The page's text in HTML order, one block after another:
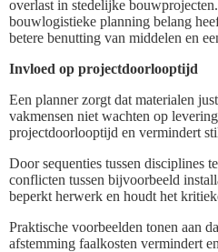
overlast in stedelijke
bouwlogistieke planning belang
betere benutting van middelen en
Invloed op projectdoorlooptijd
Een planner zorgt dat materialen
vakmensen niet wachten op
projectdoorlooptijd en vermindert
Door sequenties tussen disciplines
conflicten tussen bijvoorbeeld
beperkt herwerk en houdt het
Praktische voorbeelden tonen aan
afstemming faalkosten vermindert